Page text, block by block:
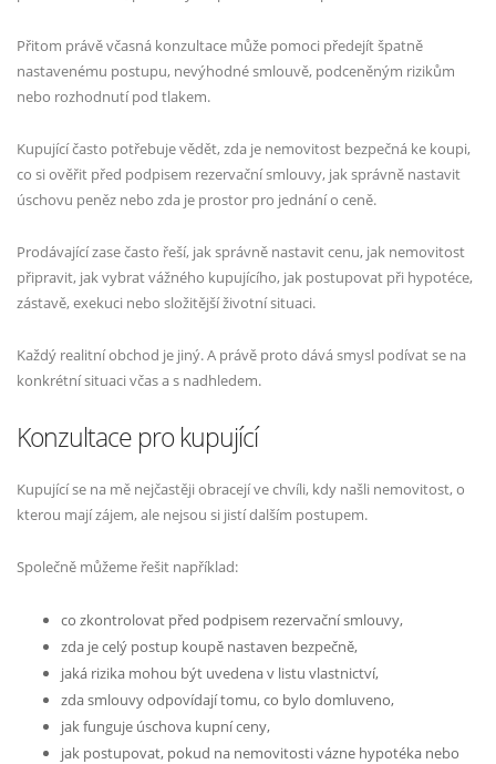
Přitom právě včasná konzultace může pomoci předejít špatně
nastavenému postupu, nevýhodné smlouvě, podceněným rizikům
nebo rozhodnutí pod tlakem.
Kupující často potřebuje vědět, zda je nemovitost bezpečná ke koupi,
co si ověřit před podpisem rezervační smlouvy, jak správně nastavit
úschovu peněz nebo zda je prostor pro jednání o ceně.
Prodávající zase často řeší, jak správně nastavit cenu, jak nemovitost
připravit, jak vybrat vážného kupujícího, jak postupovat při hypotéce,
zástavě, exekuci nebo složitější životní situaci.
Každý realitní obchod je jiný. A právě proto dává smysl podívat se na
konkrétní situaci včas a s nadhledem.
Konzultace pro kupující
Kupující se na mě nejčastěji obracejí ve chvíli, kdy našli nemovitost, o
kterou mají zájem, ale nejsou si jistí dalším postupem.
Společně můžeme řešit například:
co zkontrolovat před podpisem rezervační smlouvy,
zda je celý postup koupě nastaven bezpečně,
jaká rizika mohou být uvedena v listu vlastnictví,
zda smlouvy odpovídají tomu, co bylo domluveno,
jak funguje úschova kupní ceny,
jak postupovat, pokud na nemovitosti vázne hypotéka nebo